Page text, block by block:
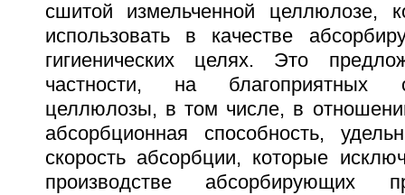
сшитой измельченной целлюлозе,
использовать в качестве
гигиенических целях. Это
частности, на благоприятных
целлюлозы, в том числе, в
абсорбционная способность,
скорость абсорбции, которые
производстве абсорбирующих